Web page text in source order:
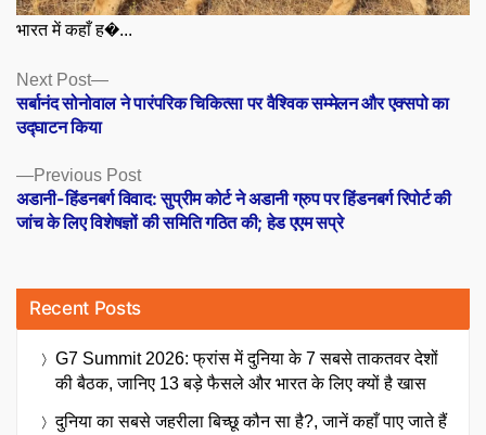
भारत में कहाँ ह�...
Posts
navigation
Previous PostPrevious
post:
अडानी-हिंडनबर्ग विवाद: सुप्रीम कोर्ट ने अडानी ग्रुप पर हिंडनबर्ग रिपोर्ट की
जांच के लिए विशेषज्ञों की समिति गठित की; हेड एएम सप्रे
Next Post
Next
post:
सर्बानंद सोनोवाल ने पारंपरिक चिकित्सा पर वैश्विक सम्मेलन और एक्सपो का
उद्घाटन किया
Recent Posts
G7 Summit 2026: फ्रांस में दुनिया के 7 सबसे ताकतवर देशों
की बैठक, जानिए 13 बड़े फैसले और भारत के लिए क्यों है खास
दुनिया का सबसे जहरीला बिच्छू कौन सा है?, जानें कहाँ पाए जाते हैं